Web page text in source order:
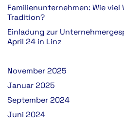
Familienunternehmen: Wie
Tradition?
Einladung zur
April 24 in Linz
November 2025
Januar 2025
September 2024
Juni 2024